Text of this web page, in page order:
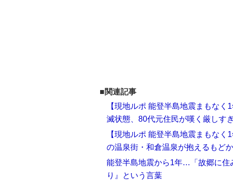
■関連記事
【現地ルポ 能登半島地震まもな
滅状態、80代元住民が嘆く厳しす
【現地ルポ 能登半島地震まもな
の温泉街・和倉温泉が抱えるもど
能登半島地震から1年…「故郷に住
り』という言葉